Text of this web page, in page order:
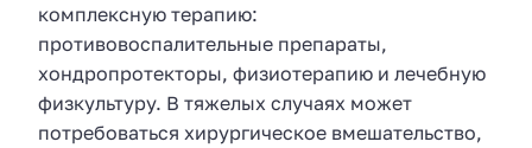
комплексную терапию:
противовоспалительные препараты,
хондропротекторы, физиотерапию и лечебную
физкультуру. В тяжелых случаях может
потребоваться хирургическое вмешательство,